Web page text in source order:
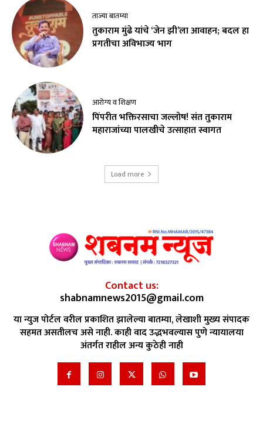
ताज्या बातम्या
तुकाराम मुंढे यांचे ‘जेन झी’ला आवाहन; बदल हा
प्रगतीचा अविभाज्य भाग
आरोग्य व शिक्षण
पिंपरीत भक्तिरसाचा जल्लोष! संत तुकाराम
महाराजांच्या पालखीचे उत्साहात स्वागत
Load more
Contact us:
shabnamnews2015@gmail.com
या न्युज पोर्टल वरील प्रकाशित झालेल्या बातम्या, लेखाशी मुख्य संपादक
सहमत असतीलच असे नाही. काही वाद उद्भभवल्यास पुणे न्यायालया
अंतर्गत राहील अन्य कुठेही नाही